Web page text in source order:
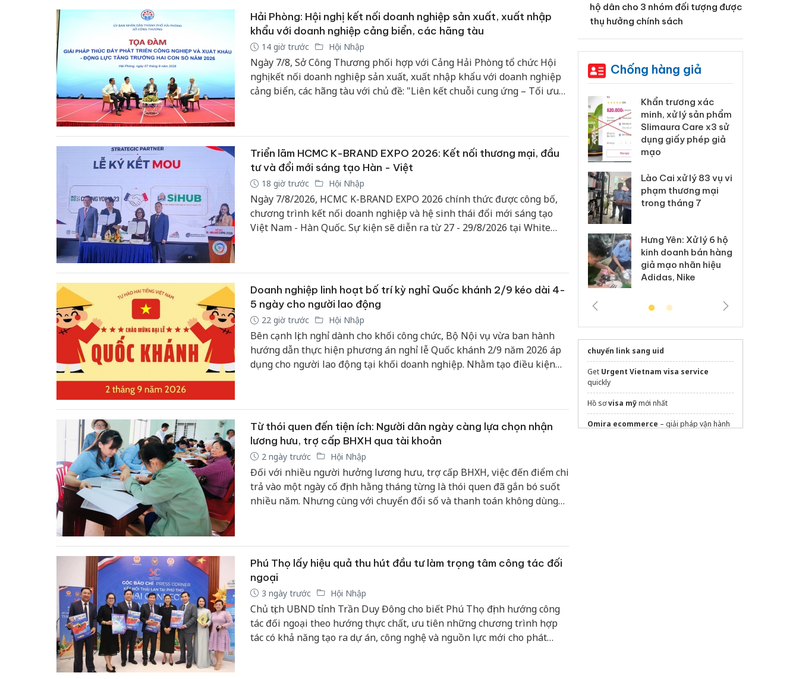
Hải Phòng: Hội nghị kết nối doanh nghiệp sản xuất, xuất nhập
khẩu với doanh nghiệp cảng biển, các hãng tàu
14 giờ trước Hội Nhập
Ngày 7/8, Sở Công Thương phối hợp với Cảng Hải Phòng tổ chức Hội
nghị kết nối doanh nghiệp sản xuất, xuất nhập khẩu với doanh nghiệp
cảng biển, các hãng tàu với chủ đề: "Liên kết chuỗi cung ứng – Tối ưu
số 11-NQ/TU.
Triển lãm HCMC K-BRAND EXPO 2026: Kết nối thương mại, đầu
tư và đổi mới sáng tạo Hàn - Việt
18 giờ trước Hội Nhập
Ngày 7/8/2026, HCMC K-BRAND EXPO 2026 chính thức được công bố,
chương trình kết nối doanh nghiệp và hệ sinh thái đổi mới sáng tạo
Việt Nam - Hàn Quốc. Sự kiện sẽ diễn ra từ 27 - 29/8/2026 tại White
công nghệ và AI chiếm hơn 40% tổng số gian hàng.
Doanh nghiệp linh hoạt bố trí kỳ nghỉ Quốc khánh 2/9 kéo dài 4-
5 ngày cho người lao động
22 giờ trước Hội Nhập
Bên cạnh lịch nghỉ dành cho khối công chức, Bộ Nội vụ vừa ban hành
hướng dẫn thực hiện phương án nghỉ lễ Quốc khánh 2/9 năm 2026 áp
dụng cho người lao động tại khối doanh nghiệp. Nhằm tạo điều kiện
khu vực công.
Từ thói quen đến tiện ích: Người dân ngày càng lựa chọn nhận
lương hưu, trợ cấp BHXH qua tài khoản
2 ngày trước Hội Nhập
Đối với nhiều người hưởng lương hưu, trợ cấp BHXH, việc đến điểm chi
trả vào một ngày cố định hằng tháng từng là thói quen đã gắn bó suốt
nhiều năm. Nhưng cùng với chuyển đổi số và thanh toán không dùng
tiện, hiện đại hơn.
Phú Thọ lấy hiệu quả thu hút đầu tư làm trọng tâm công tác đối
ngoại
3 ngày trước Hội Nhập
Chủ tịch UBND tỉnh Trần Duy Đông cho biết Phú Thọ định hướng công
tác đối ngoại theo hướng thực chất, ưu tiên những chương trình hợp
tác có khả năng tạo ra dự án, công nghệ và nguồn lực mới cho phát
hộ dân cho 3 nhóm đối tượng được
thụ hưởng chính sách
Chống hàng giả
bảo vệ môi trường
kinh doanh
án sản xuất, buôn
bán yến sào giả
Khẩn trương xác
minh, xử lý sản phẩm
Slimaura Care x3 sử
dụng giấy phép giả
mạo
Lào Cai xử lý 83 vụ vi
phạm thương mại
trong tháng 7
Hưng Yên: Xử lý 6 hộ
kinh doanh bán hàng
giả mạo nhãn hiệu
Adidas, Nike
chuyển link sang uid
Get Urgent Vietnam visa service
quickly
Hồ sơvisa mỹmới nhất
Omira ecommerce – giải pháp vận hành